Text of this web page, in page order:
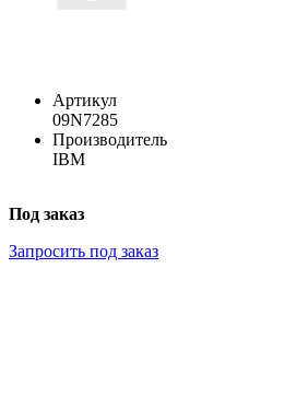
Артикул
09N7285
Производитель
IBM
Под заказ
Запросить под заказ